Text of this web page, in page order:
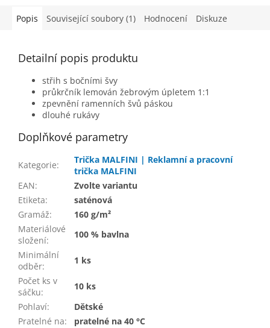
Popis Související soubory (1) Hodnocení Diskuze
Detailní popis produktu
střih s bočními švy
průkrčník lemován žebrovým úpletem 1:1
zpevnění ramenních švů páskou
dlouhé rukávy
Doplňkové parametry
Kategorie:
Trička MALFINI | Reklamní a pracovní
trička MALFINI
EAN:
Zvolte variantu
Etiketa:
saténová
Gramáž:
160 g/m²
Materiálové
složení:
100 % bavlna
Minimální
odběr:
1 ks
Počet ks v
sáčku:
10 ks
Pohlaví:
Dětské
Pratelné na: pratelné na 40 °C